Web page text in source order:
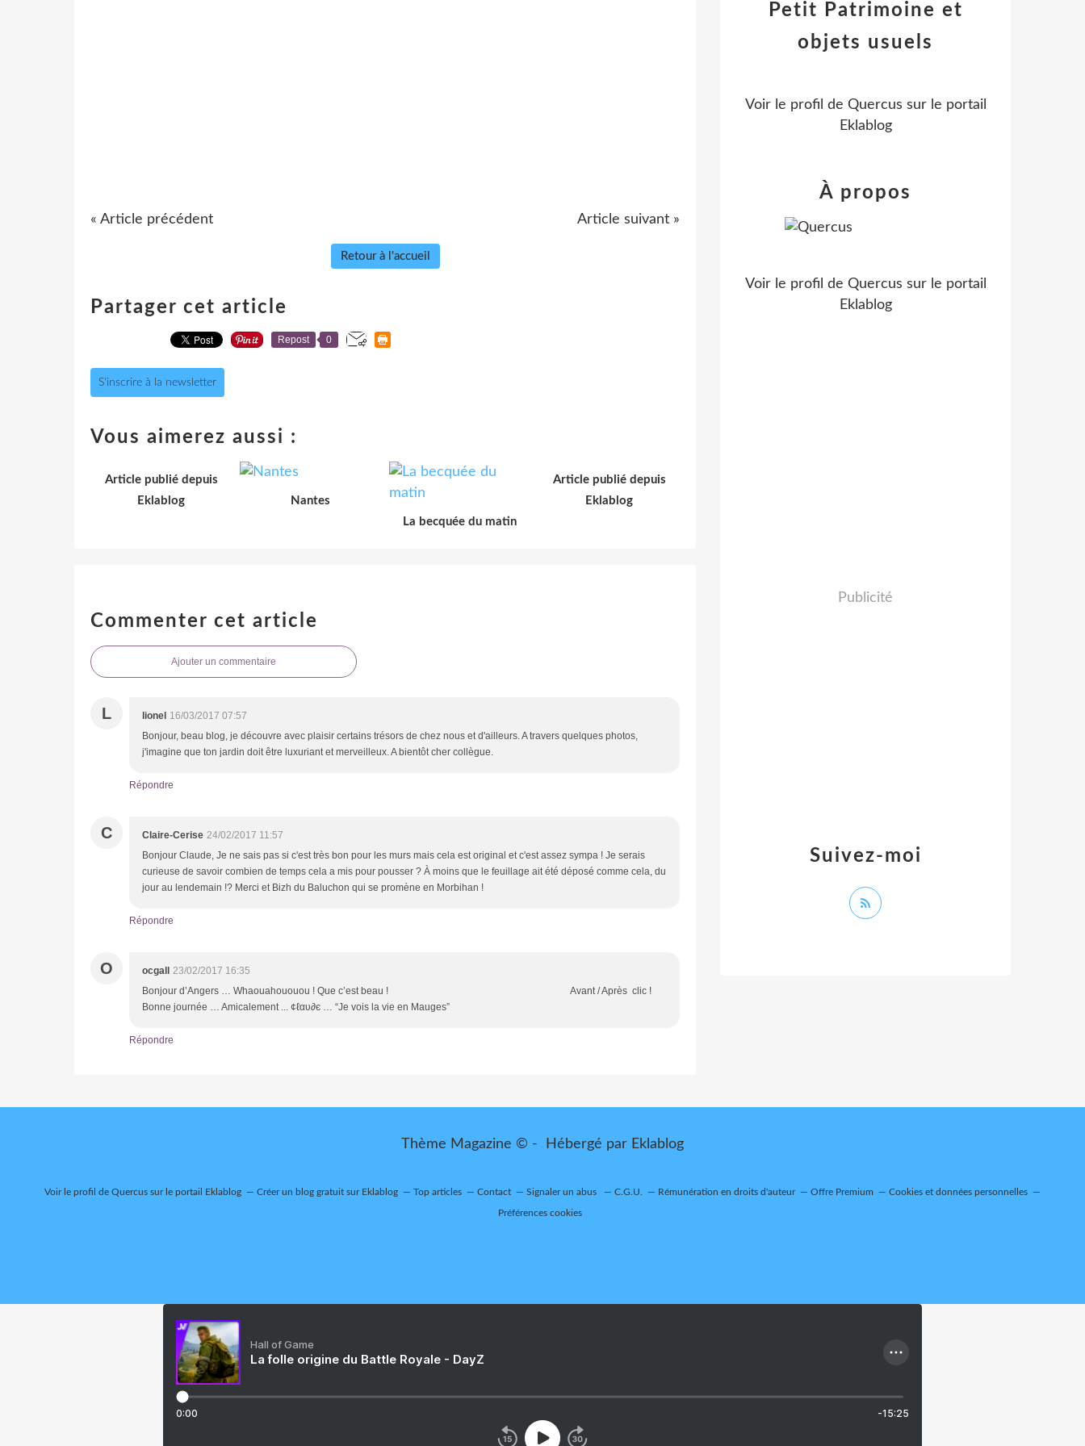
« Article précédent Article suivant »
Retour à l'accueil
Partager cet article
Repost 0
S'inscrire à la newsletter
Vous aimerez aussi :
Article publié depuis
Eklablog
Nantes
La becquée du matin
Article publié depuis
Eklablog
Commenter cet article
Ajouter un commentaire
L lionel 16/03/2017 07:57
Bonjour, beau blog, je découvre avec plaisir certains trésors de chez nous et d'ailleurs. A travers quelques photos,
j'imagine que ton jardin doit être luxuriant et merveilleux. A bientôt cher collègue.
Répondre
C Claire-Cerise 24/02/2017 11:57
Bonjour Claude, Je ne sais pas si c'est très bon pour les murs mais cela est original et c'est assez sympa ! Je serais
curieuse de savoir combien de temps cela a mis pour pousser ? À moins que le feuillage ait été déposé comme cela, du
jour au lendemain !? Merci et Bizh du Baluchon qui se promène en Morbihan !
Répondre
O ocgall 23/02/2017 16:35
Bonjour d’Angers … Whaouahououou ! Que c’est beau ! Avant / Après clic !
Bonne journée … Amicalement ... ¢ℓαυ∂є … “Je vois la vie en Mauges”
Répondre
Petit Patrimoine et
objets usuels
Voir le profil de Quercus sur le portail
Eklablog
Suivez-moi
À propos
Voir le profil de Quercus sur le portail
Eklablog
Publicité
Thème Magazine © - Hébergé par Eklablog
Voir le profil de Quercus sur le portail Eklablog Créer un blog gratuit sur Eklablog Top articles Contact Signaler un abus C.G.U. Rémunération en droits d'auteur Offre Premium Cookies et données personnelles
Préférences cookies
Hall of Game
La folle origine du Battle Royale - DayZ
0:00 -15:25